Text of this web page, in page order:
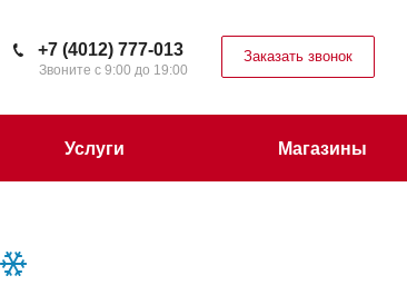
+7 (4012) 777-013
Звоните с 9:00 до 19:00
Заказать звонок
Услуги Магазины